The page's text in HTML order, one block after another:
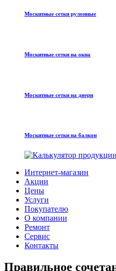
Москитные сетки рулонные
Москитные сетки на окна
Москитные сетки на двери
Москитные сетки на балкон
Интернет-магазин
Акции
Цены
Услуги
Покупателю
О компании
Ремонт
Сервис
Контакты
Правильное